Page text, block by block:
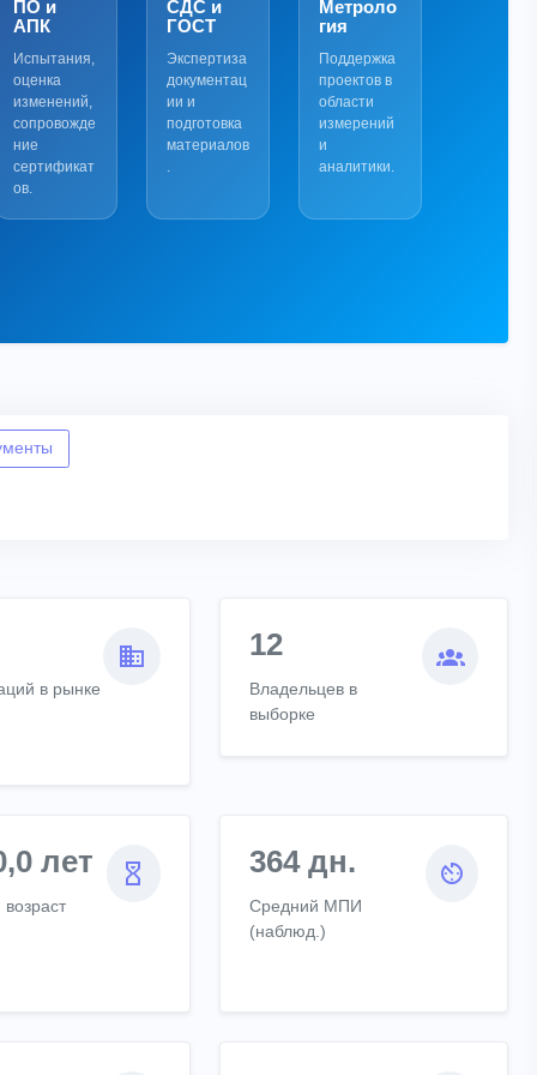
ПО и
АПК
Испытания,
оценка
изменений,
сопровожде
ние
сертификат
ов.
СДС и
ГОСТ
Экспертиза
документац
ии и
подготовка
материалов
.
Метроло
гия
Поддержка
проектов в
области
измерений
и
аналитики.
в рынке
12
Владельцев в
выборке
лет 364 дн.
Средний МПИ
(наблюд.)